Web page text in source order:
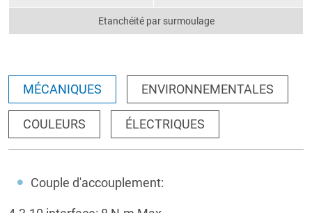
Etanchéité par surmoulage
MÉCANIQUES ENVIRONNEMENTALES
COULEURS ÉLECTRIQUES
Couple d'accouplement: